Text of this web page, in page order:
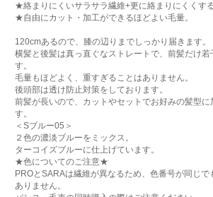
★絡まりにくいサラサラ繊維+更に絡まりにくくす
★自由にカット・加工ができるほどよい毛量。
120cmあるので、膝の辺りまでしっかり届きます。
横髪と後髪は真っ直ぐなストレートで、前髪だけ若
す。
毛量もほどよく、重すぎることはありません。
後頭部は透け防止対策をしております。
前髪が長いので、カットやセットでお好みの髪型に
す。
＜Sブルー05＞
２色の濃淡ブルーをミックス。
ターコイズブルーに仕上げています。
★色についてのご注意★
PROとSARAは繊維が異なるため、色番号が同じで
ありません。